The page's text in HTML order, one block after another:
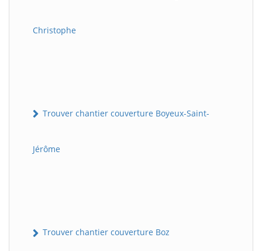
Christophe
Trouver chantier couverture Boyeux-Saint-
Jérôme
Trouver chantier couverture Boz